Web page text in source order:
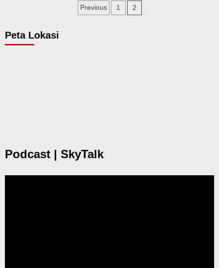
Posts
Previous 1 2
Peta Lokasi
Podcast | SkyTalk